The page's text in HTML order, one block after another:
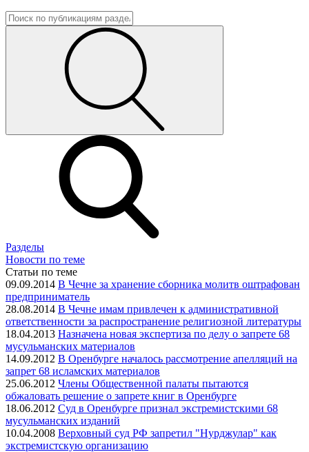
Разделы
Новости по теме
Статьи по теме
09.09.2014 В Чечне за хранение сборника молитв оштрафован
предприниматель
28.08.2014 В Чечне имам привлечен к административной
ответственности за распространение религиозной литературы
18.04.2013 Назначена новая экспертиза по делу о запрете 68
мусульманских материалов
14.09.2012 В Оренбурге началось рассмотрение апелляций на
запрет 68 исламских материалов
25.06.2012 Члены Общественной палаты пытаются
обжаловать решение о запрете книг в Оренбурге
18.06.2012 Суд в Оренбурге признал экстремистскими 68
мусульманских изданий
10.04.2008 Верховный суд РФ запретил "Нурджулар" как
экстремистскую организацию